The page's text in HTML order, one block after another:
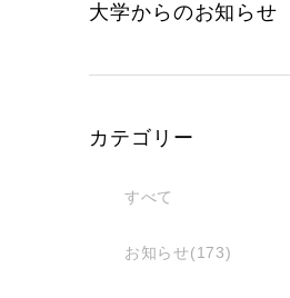
大学からのお知らせ
カテゴリー
すべて
お知らせ(173)